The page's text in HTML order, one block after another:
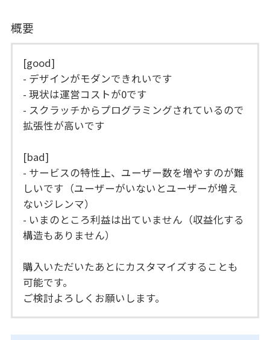
概要
[good]
- デザインがモダンできれいです
- 現状は運営コストが0です
- スクラッチからプログラミングされているので
拡張性が高いです
[bad]
- サービスの特性上、ユーザー数を増やすのが難
しいです（ユーザーがいないとユーザーが増え
ないジレンマ）
- いまのところ利益は出ていません（収益化する
構造もありません）
購入いただいたあとにカスタマイズすることも
可能です。
ご検討よろしくお願いします。